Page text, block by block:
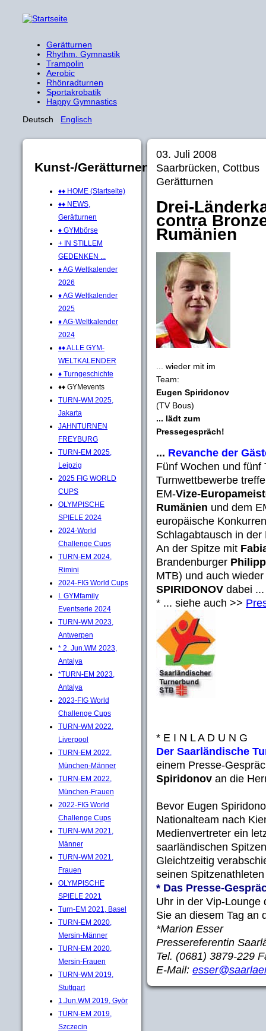
Gerätturnen
Rhythm. Gymnastik
Trampolin
Aerobic
Rhönradturnen
Sportakrobatik
Happy Gymnastics
Deutsch Englisch
Kunst-/Gerätturnen
♦♦ HOME (Startseite)
♦♦ NEWS,
Gerätturnen
♦ GYMbörse
+ IN STILLEM
GEDENKEN ...
♦ AG Weltkalender
2026
♦ AG Weltkalender
2025
♦ AG-Weltkalender
2024
♦♦ ALLE GYM-
WELTKALENDER
♦ Turngeschichte
♦♦ GYMevents
TURN-WM 2025,
Jakarta
JAHNTURNEN
FREYBURG
TURN-EM 2025,
Leipzig
2025 FIG WORLD
CUPS
OLYMPISCHE
SPIELE 2024
2024-World
Challenge Cups
TURN-EM 2024,
Rimini
2024-FIG World Cups
I. GYMfamily
Eventserie 2024
TURN-WM 2023,
Antwerpen
* 2. Jun.WM 2023,
Antalya
*TURN-EM 2023,
Antalya
2023-FIG World
Challenge Cups
TURN-WM 2022,
Liverpool
TURN-EM 2022,
München-Männer
TURN-EM 2022,
München-Frauen
2022-FIG World
Challenge Cups
TURN-WM 2021,
Männer
TURN-WM 2021,
Frauen
OLYMPISCHE
SPIELE 2021
Turn-EM 2021, Basel
TURN-EM 2020,
Mersin-Männer
TURN-EM 2020,
Mersin-Frauen
TURN-WM 2019,
Stuttgart
1.Jun.WM 2019, Györ
TURN-EM 2019,
Szczecin
03. Juli 2008
Saarbrücken, Cottbus
Gerätturnen
Drei-
contra
Rumänien
... wieder mit im
Team:
Eugen Spiridonov
(TV Bous)
... lädt zum
Pressegespräch!
... Revanche der
Fünf Wochen und fünf
Turnwettbewerbe
EM-Vize-
Rumänien und dem
europäische
Schlagabtausch in
An der Spitze mit
Brandenburger
MTB) und auch
SPIRIDONOV dabei ...
* ... siehe auch >>
* E I N L A D U N G
Der Saarländische
einem Presse-
Spiridonov an die
Bevor Eugen
Nationalteam nach
Medienvertreter ein
saarländischen
Gleichtzeitig
seinen
* Das Presse-
Uhr in der Vip-Lounge
Sie an diesem Tag an
*Marion Esser
Pressereferentin
Tel. (0681) 3879-229
E-Mail: